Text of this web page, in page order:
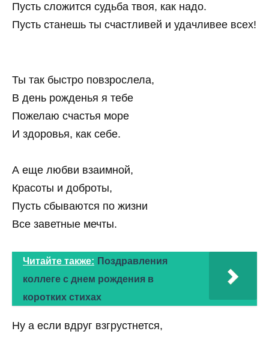
Пусть сложится судьба твоя, как надо.
Пусть станешь ты счастливей и удачливее всех!
Ты так быстро повзрослела,
В день рожденья я тебе
Пожелаю счастья море
И здоровья, как себе.
А еще любви взаимной,
Красоты и доброты,
Пусть сбываются по жизни
Все заветные мечты.
Читайте также: Поздравления
коллеге с днем рождения в
коротких стихах
Ну а если вдруг взгрустнется,